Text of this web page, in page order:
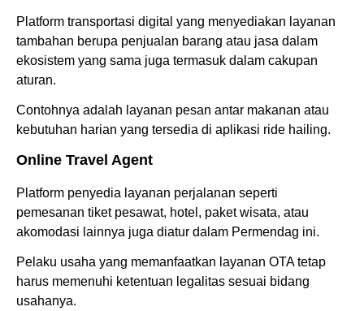
Platform transportasi digital yang menyediakan layanan
tambahan berupa penjualan barang atau jasa dalam
ekosistem yang sama juga termasuk dalam cakupan
aturan.
Contohnya adalah layanan pesan antar makanan atau
kebutuhan harian yang tersedia di aplikasi ride hailing.
Online Travel Agent
Platform penyedia layanan perjalanan seperti
pemesanan tiket pesawat, hotel, paket wisata, atau
akomodasi lainnya juga diatur dalam Permendag ini.
Pelaku usaha yang memanfaatkan layanan OTA tetap
harus memenuhi ketentuan legalitas sesuai bidang
usahanya.